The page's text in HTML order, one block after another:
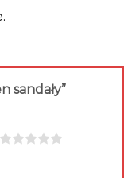
sandały”